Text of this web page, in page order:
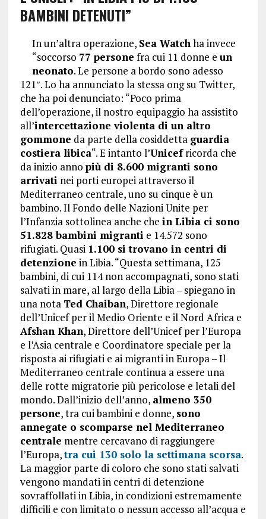
BAMBINI DETENUTI”
In un’altra operazione, Sea Watchha invece
“soccorso 77 persone fra cui 11 donne e un
neonato. Le persone a bordo sono adesso
121″. Lo ha annunciato la stessa ong su Twitter,
che ha poi denunciato: “Poco prima
dell’operazione, il nostro equipaggio ha assistito
all’intercettazione violenta di un altro
gommone da parte della cosiddetta guardia
costiera libica“. E intanto l’Unicefricorda che
da inizio anno più di 8.600 migranti sono
arrivati nei porti europei attraverso il
Mediterraneo centrale, uno su cinque è un
bambino. Il Fondo delle Nazioni Unite per
l’Infanzia sottolinea anche che in Libia ci sono
51.828 bambini migranti e 14.572 sono
rifugiati. Quasi 1.100 si trovano in centri di
detenzione in Libia. “Questa settimana, 125
bambini, di cui 114 non accompagnati, sono stati
salvati in mare, al largo della Libia – spiegano in
una nota Ted Chaiban, Direttore regionale
dell’Unicef per il Medio Oriente e il Nord Africa e
Afshan Khan, Direttore dell’Unicef per l’Europa
e l’Asia centrale e Coordinatore speciale per la
risposta ai rifugiati e ai migranti in Europa – Il
Mediterraneo centrale continua a essere una
delle rotte migratorie più pericolose e letali del
mondo. Dall’inizio dell’anno, almeno 350
persone, tra cui bambini e donne, sono
annegate o scomparse nel Mediterraneo
centrale mentre cercavano di raggiungere
l’Europa,tra cui 130 solo la settimana scorsa.
La maggior parte di coloro che sono stati salvati
vengono mandati in centri di detenzione
sovraffollati in Libia, in condizioni estremamente
difficili e con limitato o nessun accesso all’acqua e